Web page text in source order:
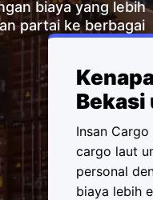
biaya yang lebih
partai ke berbagai
Bekasi
Insan
cargo laut
personal
biaya lebih